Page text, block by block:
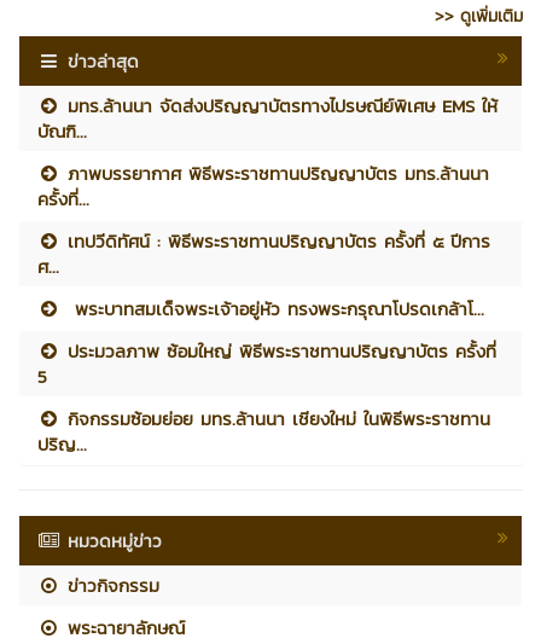
>> ดูเพิ่มเติม
ข่าวล่าสุด
มทร.ล้านนา จัดส่งปริญญาบัตรทางไปรษณีย์พิเศษ EMS ให้
บัณฑิ...
ภาพบรรยากาศ พิธีพระราชทานปริญญาบัตร มทร.ล้านนา
ครั้งที่...
เทปวีดิทัศน์ : พิธีพระราชทานปริญญาบัตร ครั้งที่ ๕ ปีการ
ศ...
พระบาทสมเด็จพระเจ้าอยู่หัว ทรงพระกรุณาโปรดเกล้าโ...
ประมวลภาพ ซ้อมใหญ่ พิธีพระราชทานปริญญาบัตร ครั้งที่
5
กิจกรรมซ้อมย่อย มทร.ล้านนา เชียงใหม่ ในพิธีพระราชทาน
ปริญ...
หมวดหมู่ข่าว
ข่าวกิจกรรม
พระฉายาลักษณ์